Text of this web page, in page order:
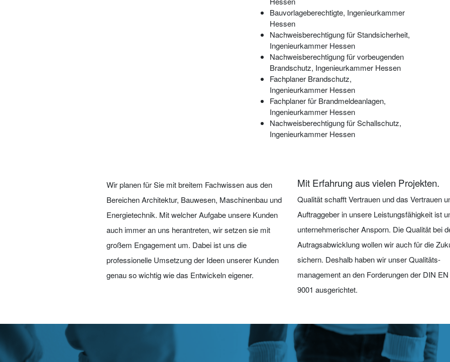
Bauvorlageberechtigte, Ingenieurkammer
Hessen
Nachweisberechtigung für Standsicherheit,
Ingenieurkammer Hessen
Nachweisberechtigung für vorbeugenden
Brandschutz, Ingenieurkammer Hessen
Fachplaner Brandschutz,
Ingenieurkammer Hessen
Fachplaner für Brandmeldeanlagen,
Ingenieurkammer Hessen
Nachweisberechtigung für Schallschutz,
Ingenieurkammer Hessen
Wir planen für Sie mit breitem Fachwissen aus den
Bereichen Architektur, Bauwesen, Maschinenbau und
Energietechnik. Mit welcher Aufgabe unsere Kunden
auch immer an uns herantreten, wir setzen sie mit
großem Engagement um. Dabei ist uns die
professionelle Umsetzung der Ideen unserer Kunden
genau so wichtig wie das Entwickeln eigener.
Mit Erfahrung aus vielen Projekten.
Qualität schafft Vertrauen und das Vertrauen
Auf­traggeber in unsere Leistungsfähigkeit ist
unter­nehmerischer Ansporn. Die Qualität bei
Autragsabwicklung wollen wir auch für die
sichern. Deshalb haben wir unser Qualitäts­
management an den Forderungen der DIN
9001 ausgerichtet.